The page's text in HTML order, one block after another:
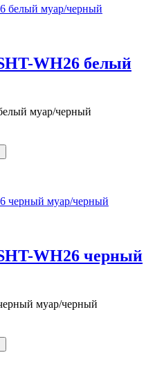
WH26 белый
муар/черный
WH26 черный
муар/черный